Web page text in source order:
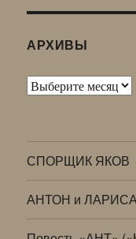
АРХИВЫ
Архивы
СПОРЩИК ЯКОВ
АНТОН и ЛАРИСА